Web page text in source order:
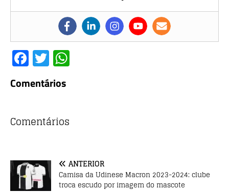
F
a
c
b
o
k
T
w
it
r
p
Comentários
Comentários
ANTERIOR
Camisa da Udinese Macron 2023-2024: clube
troca escudo por imagem do mascote